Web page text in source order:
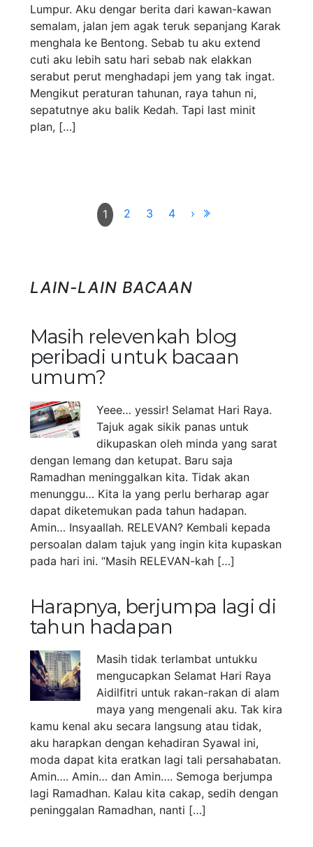
Lumpur. Aku dengar berita dari kawan-kawan
semalam, jalan jem agak teruk sepanjang Karak
menghala ke Bentong. Sebab tu aku extend
cuti aku lebih satu hari sebab nak elakkan
serabut perut menghadapi jem yang tak ingat.
Mengikut peraturan tahunan, raya tahun ni,
sepatutnye aku balik Kedah. Tapi last minit
plan, […]
1 2 3 4 ›
LAIN-LAIN BACAAN
Masih relevenkah blog
peribadi untuk bacaan
umum?
Yeee… yessir! Selamat Hari Raya.
Tajuk agak sikik panas untuk
dikupaskan oleh minda yang sarat
dengan lemang dan ketupat. Baru saja
Ramadhan meninggalkan kita. Tidak akan
menunggu… Kita la yang perlu berharap agar
dapat diketemukan pada tahun hadapan.
Amin… Insyaallah. RELEVAN? Kembali kepada
persoalan dalam tajuk yang ingin kita kupaskan
pada hari ini. “Masih RELEVAN-kah […]
Harapnya, berjumpa lagi di
tahun hadapan
Masih tidak terlambat untukku
mengucapkan Selamat Hari Raya
Aidilfitri untuk rakan-rakan di alam
maya yang mengenali aku. Tak kira
kamu kenal aku secara langsung atau tidak,
aku harapkan dengan kehadiran Syawal ini,
moda dapat kita eratkan lagi tali persahabatan.
Amin…. Amin… dan Amin…. Semoga berjumpa
lagi Ramadhan. Kalau kita cakap, sedih dengan
peninggalan Ramadhan, nanti […]